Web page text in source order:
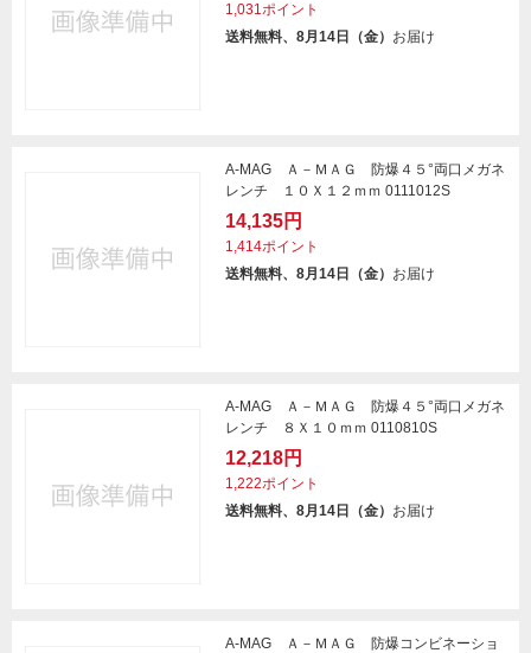
1,031ポイント
送料無料、8月14日（金） お届け
A-MAG Ａ－ＭＡＧ 防爆４５°両口メガネ
レンチ １０Ｘ１２ｍｍ 0111012S
14,135円
1,414ポイント
送料無料、8月14日（金） お届け
A-MAG Ａ－ＭＡＧ 防爆４５°両口メガネ
レンチ ８Ｘ１０ｍｍ 0110810S
12,218円
1,222ポイント
送料無料、8月14日（金） お届け
A-MAG Ａ－ＭＡＧ 防爆コンビネーショ